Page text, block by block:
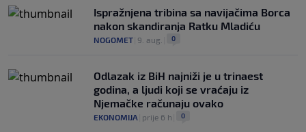
Ispražnjena tribina sa navijačima Borca
nakon skandiranja Ratku Mladiću
NOGOMET 9. aug. 0
Odlazak iz BiH najniži je u trinaest
godina, a ljudi koji se vraćaju iz
Njemačke računaju ovako
EKONOMIJA prije 6 h 0